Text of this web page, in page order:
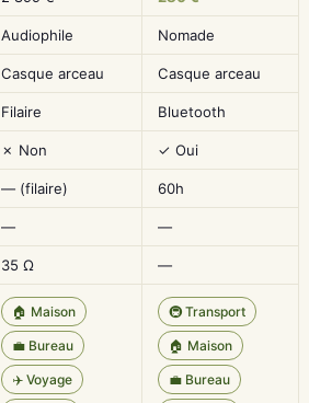
Audiophile Nomade
Casque arceau Casque arceau
Filaire Bluetooth
✗ Non ✓ Oui
— (filaire) 60h
— —
35 Ω —
🏠 Maison
💼 Bureau
✈️ Voyage
🚇 Transport
🏠 Maison
💼 Bureau